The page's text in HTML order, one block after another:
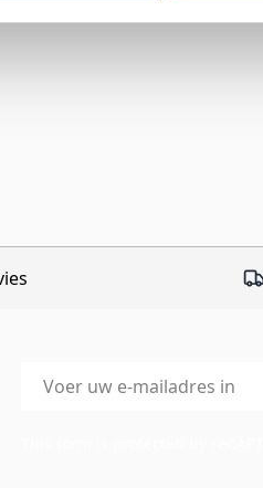
E-mailadres